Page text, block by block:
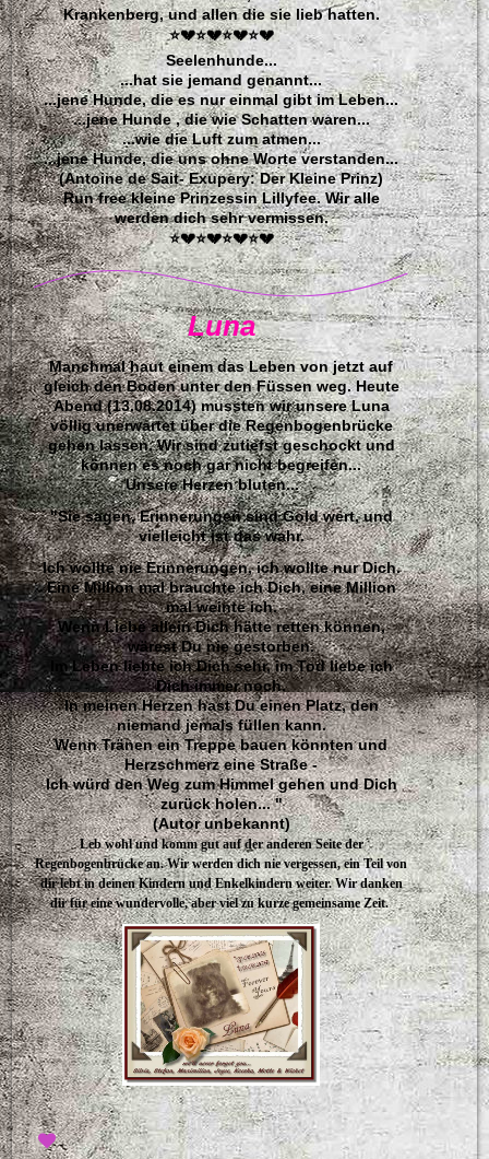
Krankenberg, und allen die sie lieb hatten.
⭐💔⭐💔⭐💔⭐💔
Seelenhunde...
...hat sie jemand genannt...
...jene Hunde, die es nur einmal gibt im Leben...
...jene Hunde , die wie Schatten waren...
...wie die Luft zum atmen...
...jene Hunde, die uns ohne Worte verstanden...
(Antoine de Sait- Exupery: Der Kleine Prinz)
Run free kleine Prinzessin Lillyfee. Wir alle
werden dich sehr vermissen.
⭐💔⭐💔⭐💔⭐💔
Luna
Manchmal haut einem das Leben von jetzt auf
gleich den Boden unter den Füssen weg. Heute
Abend (13.08.2014) mussten wir unsere Luna
völlig unerwartet über die Regenbogenbrücke
gehen lassen. Wir sind zutiefst geschockt und
können es noch gar nicht begreifen...
Unsere Herzen bluten...
"Sie sagen, Erinnerungen sind Gold wert, und
vielleicht ist das wahr.
Ich wollte nie Erinnerungen, ich wollte nur Dich.
Eine Million mal brauchte ich Dich, eine Million
mal weinte ich.
Wenn Liebe allein Dich hätte retten können,
wärest Du nie gestorben.
Im Leben liebte ich Dich sehr, im Tod liebe ich
Dich immer noch.
In meinen Herzen hast Du einen Platz, den
niemand jemals füllen kann.
Wenn Tränen ein Treppe bauen könnten und
Herzschmerz eine Straße -
Ich würd den Weg zum Himmel gehen und Dich
zurück holen... "
(Autor unbekannt)
Leb wohl und komm gut auf der anderen Seite der
Regenbogenbrücke an. Wir werden dich nie vergessen, ein Teil von
dir lebt in deinen Kindern und Enkelkindern weiter. Wir danken
dir für eine wundervolle, aber viel zu kurze gemeinsame Zeit.